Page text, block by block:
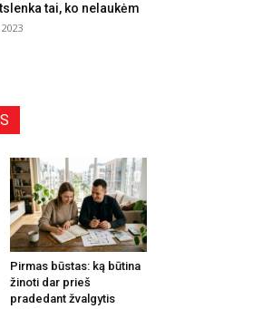
tai, ko nelaukėm
Pirmas būstas: ką būtina
žinoti dar prieš
pradedant žvalgytis